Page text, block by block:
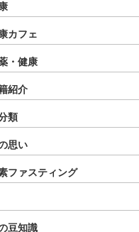
カフェ
・健康
紹介
類
思い
ファスティング
豆知識